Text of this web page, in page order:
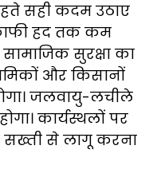
सही कदम उठाए
हद तक कम
सुरक्षा का
और किसानों
जलवायु-लचीले
कार्यस्थलों पर
सख्ती से लागू करना